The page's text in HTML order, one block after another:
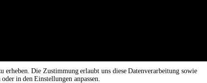
Die Zustimmung erlaubt uns diese Datenverarbeitung sowie
in den Einstellungen anpassen.